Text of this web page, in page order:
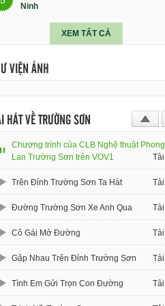
Ninh
XEM TẤT CẢ
VIỆN ẢNH
HÁT VỀ TRƯỜNG SƠN
Chương trình của CLB Nghệ thuật Phong
Lan Trường Sơn trên VOV1
Tải
Trên Đỉnh Trường Sơn Ta Hát Tải
Đường Trường Sơn Xe Anh Qua Tải
Cô Gái Mở Đường Tải
Gặp Nhau Trên Đỉnh Trường Sơn Tải
Tình Em Gửi Trọn Con Đường Tải